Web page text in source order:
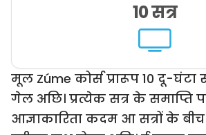
10 सत्र
मूल Zúme कोर्स प्रारूप 10 दू-
गेल अछि। प्रत्येक सत्र के समाप्ति
आज्ञाकारिता कदम आ सत्रों के